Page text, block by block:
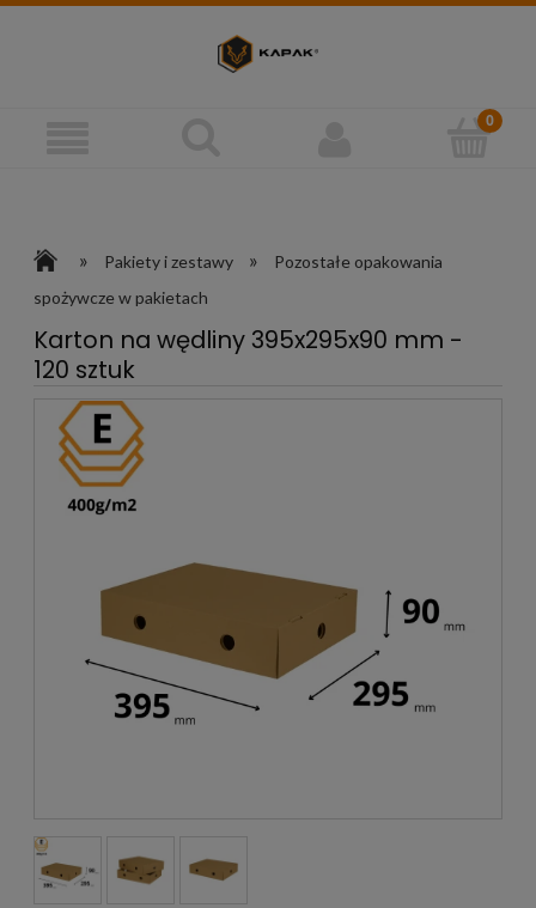
» Pakiety i zestawy »
Pozostałe opakowania
spożywcze w pakietach
Karton na wędliny 395x295x90 mm -
120 sztuk